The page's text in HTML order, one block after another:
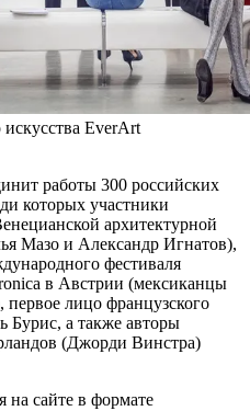
EverArt
работы 300 российских
которых участники
архитектурной
Мазо и Александр Игнатов),
фестиваля
в Австрии (мексиканцы
лицо французского
Бурис, а также авторы
(Джорди Винстра)
на сайте в формате